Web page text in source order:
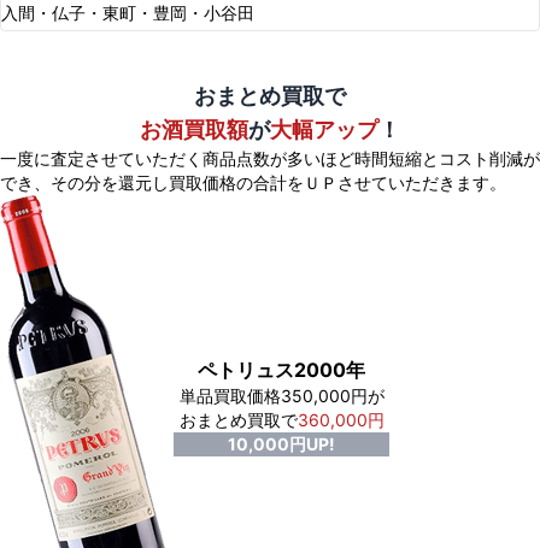
入間・仏子・東町・豊岡・小谷田
おまとめ買取で
お酒買取額が大幅アップ！
一度に査定させていただく商品点数が多いほど時間短縮とコスト削減が
でき、 その分を還元し買取価格の合計をＵＰさせていただきます。
ペトリュス2000年
単品買取価格350,000円が
おまとめ買取で360,000円
10,000円UP!